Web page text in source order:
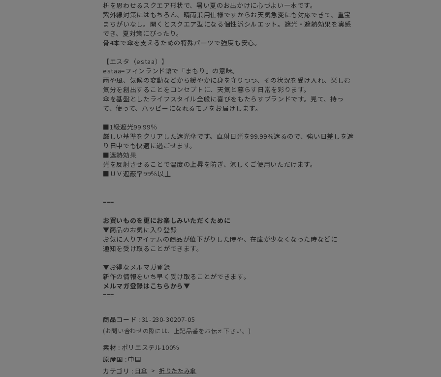
枡を思わせるスクエア形状で、暑い夏のお出かけに心づよい一本です。
紫外線対策にはもちろん、晴雨兼用仕様ですからお天気急変にも対応できて、重宝
まちがいなし。開くとスクエア型になる個性派シルエット。遮光・遮熱効果を実感
でき、夏対策にぴったり。
骨4本で傘を支えるための特殊パーツで強度も安心。
【エスタ（estaa）】
estaa=フィンランド語で「まもり」の意味。
雨や風、気候の変動などから緩やかに身を守りつつ、その状況を受け入れ、楽しむ
気分を創出することをコンセプトに、天気と暮らす日常を彩ります。
傘を基盤としたライフスタイル全般に喜びをもたらすブランドです。見て、持っ
て、使って、ハッピーになれるモノをお届けします。
■1級遮光99.99％
厳しい基準をクリアした遮光傘です。直射日光を99.99％遮るので、強い日差しを遮
り日中でも快適に過ごせます。
■遮熱効果
光を反射させることで温度の上昇を防ぎ、涼しくご使用いただけます。
■ＵＶ遮蔽率99％以上
===
お買いものを更にお楽しみいただくために
▼商品のお気に入り登録
お気に入りアイテムの商品が値下がりした時や、在庫が少なくなった時などに
通知を受け取ることができます。
▼お得なメルマガ登録
新作の情報をいち早く受け取ることができます。
メルマガ登録はこちらから▼
===
商品コード : 31-230-30207-05
(お問い合わせの際には、上記品番をお伝え下さい。)
素材 : ポリエステル100％
原産国 : 中国
カテゴリ : 日傘 > 折りたたみ傘